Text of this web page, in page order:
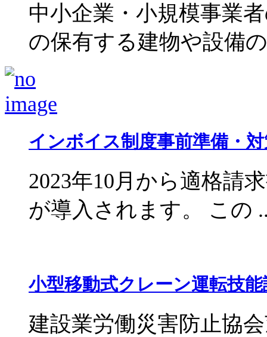
中小企業・小規模事業
の保有する建物や設備
インボイス制度事前準備・
2023年10月から適格請
が導入されます。 この
小型移動式クレーン運転技
建設業労働災害防止協